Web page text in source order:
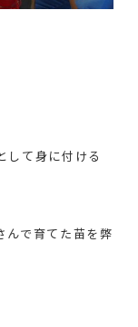
して身に付ける
んで育てた苗を弊